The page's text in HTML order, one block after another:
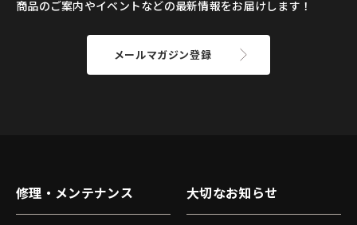
商品のご案内やイベントなどの最新情報をお届けします！
メールマガジン登録
修理・メンテナンス 大切なお知らせ